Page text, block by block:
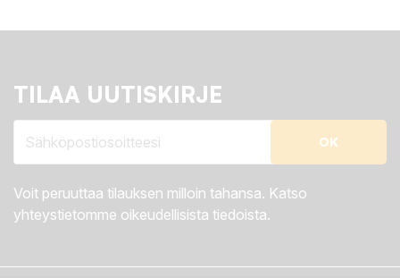
TILAA UUTISKIRJE
Voit peruuttaa tilauksen milloin tahansa. Katso
yhteystietomme oikeudellisista tiedoista.